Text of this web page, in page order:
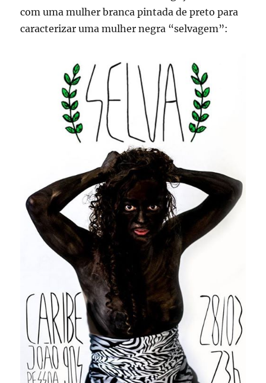
com uma mulher branca pintada de preto para
caracterizar uma mulher negra “selvagem”: